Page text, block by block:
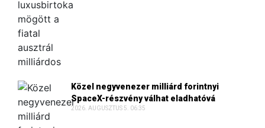
Közel negyvenezer milliárd forintnyi
SpaceX-részvény válhat eladhatóvá
2026. AUGUSZTUS 5. 06:35